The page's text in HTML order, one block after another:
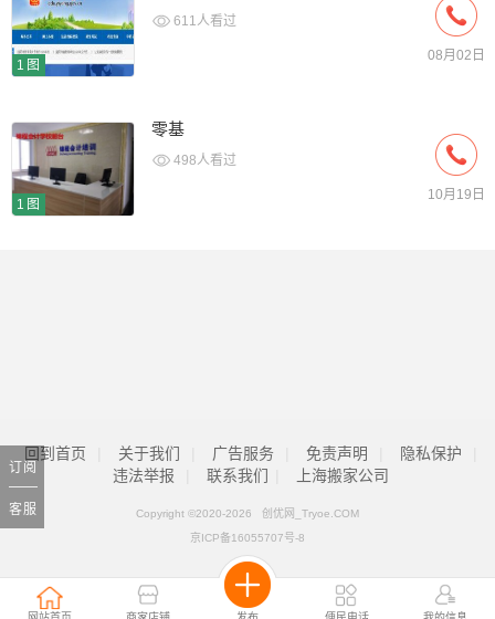
1图
611人看过
08月02日
1图
零基
498人看过
10月19日
订阅
客服
回到首页 关于我们 广告服务 免责声明 隐私保护
违法举报
联系我们 上海搬家公司
Copyright ©2020-2026 创优网_Tryoe.COM
京ICP备16055707号-8